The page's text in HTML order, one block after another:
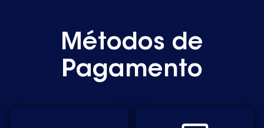
Métodos de
Pagamento